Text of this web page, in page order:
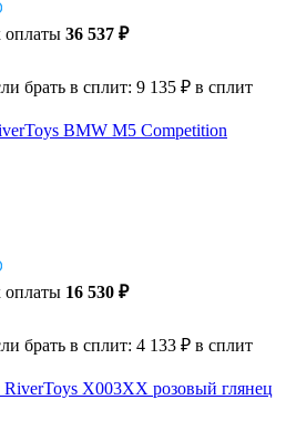
оплаты 36 537 ₽
брать в сплит: 9 135 ₽ в сплит
BMW M5 Competition
оплаты 16 530 ₽
брать в сплит: 4 133 ₽ в сплит
X003XX розовый глянец